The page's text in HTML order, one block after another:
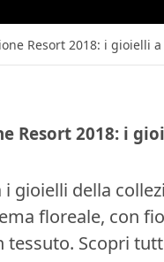
Resort 2018: i gioielli
Resort 2018: i
gioielli della
floreale, con
tessuto. Scopri